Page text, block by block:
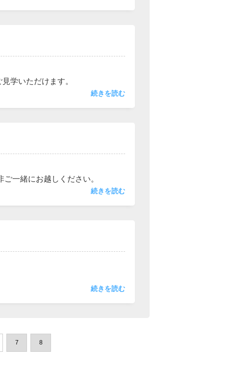
学いただけます。
続きを読む
一緒にお越しください。
続きを読む
どこでも駐車して頂いて大丈夫
続きを読む
7 8